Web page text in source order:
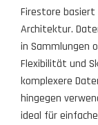
Firestore
Architektur.
in Sammlungen
Flexibilität und
komplexere
hingegen
ideal für